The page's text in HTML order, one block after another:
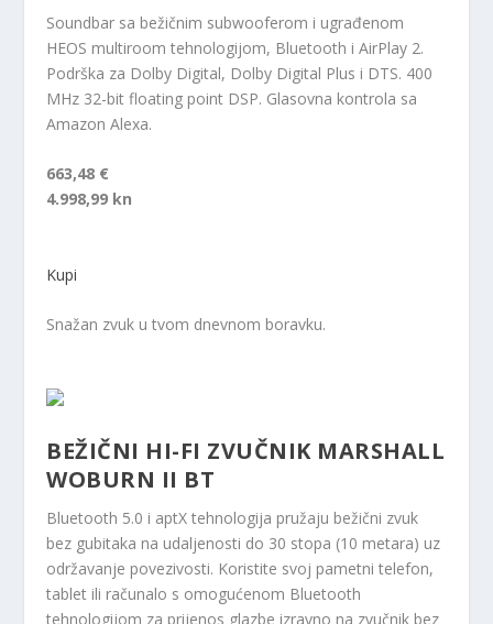
Soundbar sa bežičnim subwooferom i ugrađenom
HEOS multiroom tehnologijom, Bluetooth i AirPlay 2.
Podrška za Dolby Digital, Dolby Digital Plus i DTS. 400
MHz 32-bit floating point DSP. Glasovna kontrola sa
Amazon Alexa.
663,48 €
4.998,99 kn
Kupi
Snažan zvuk u tvom dnevnom boravku.
BEŽIČNI HI-FI ZVUČNIK MARSHALL
WOBURN II BT
Bluetooth 5.0 i aptX tehnologija pružaju bežični zvuk
bez gubitaka na udaljenosti do 30 stopa (10 metara) uz
održavanje povezivosti. Koristite svoj pametni telefon,
tablet ili računalo s omogućenom Bluetooth
tehnologijom za prijenos glazbe izravno na zvučnik bez